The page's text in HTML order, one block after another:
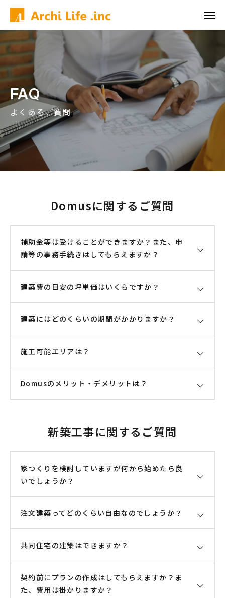
FAQ
よくあるご質問
Domusに関するご質問
補助金等は受けることができますか？また、申
請等の事務手続きはしてもらえますか？
補助金等は受けることができます。
Domusの標準仕様は、外皮平均熱貫流率Ua値
0.46W/（㎡・ｋ）以下となっております。補助金取
補助金を受けられる可能性はあります。2025年9月
助金額160万円）を取得した住宅があります。その
他、子育てグリーン事業（ZEH水準＝補助金額40万
申請等の事務手続きも弊社で行います。
建築費の目安の坪単価はいくらですか？
およそ100万円/坪となります。
用途地域、防火地域の有無、構造、間取り、土地の
形状、仕様等により増加はありますが、建物28～30
建築にはどのくらいの期間がかかりますか？
通常は建築工事に6カ月の期間を見て頂いておりま
す。
基礎工事1カ月、躯体・建築本体工事4カ月、設備工
施工可能エリアは？
羽村市、青梅市、福生市、昭島市、瑞穂町、武蔵村
山市、東大和市、あきる野市、八王子市、多摩市、
県飯能市、入間市です。
工可能エリアを限定させて頂いております。一棟一
棟、丁寧に建築して参りますので、ご相談頂きまし
た時期によっては混み具合により、エリア内であっ
ても、お待ちいただく場合もございます。地域外で
あっても、道路状況を検討させて頂いた上で、お請
談ください。
Domusのメリット・デメリットは？
期費用は高くなります。
す。
メリット
準とし、0.4㎠/㎡以下を目指して建築しておりま
す。（C値平均0.36㎠/㎡（2025年8月））また、真
の高気密高断熱住宅を建築する為に、第一種機械換
入を防いでおります。
2.断熱性能：スーパーウォール工法を用い、Ua値
新築工事に関するご質問
家つくりを検討していますが何から始めたら良
いでしょうか？
まずはお電話でご相談ください。
家を建てるにはまず、どこに建てるのか？がとても
重要になります。建築は『建築基準法（以下、基準
土等規制法（以下、宅造規制法）』などの、土地に
注文建築ってどのくらい自由なのでしょうか？
ご希望であれば、木造以外でも建築可能です。
通常は木造の建築を行っておりますが、鉄筋コンク
リート造や鉄骨造も可能です。防音室などの特殊な
建築も可能です。
共同住宅の建築はできますか？
はい。共同住宅や施設の実績もあります。
個人住宅だけでなく、共同住宅や施設の設計、施工
契約前にプランの作成はしてもらえますか？ま
た、費用は掛かりますか？